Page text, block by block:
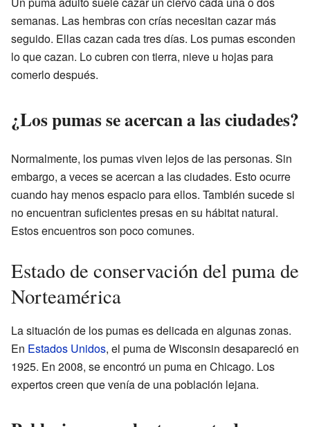
semanas. Las hembras con crías necesitan cazar más
seguido. Ellas cazan cada tres días. Los pumas esconden
lo que cazan. Lo cubren con tierra, nieve u hojas para
comerlo después.
¿Los pumas se acercan a las ciudades?
Normalmente, los pumas viven lejos de las personas. Sin
embargo, a veces se acercan a las ciudades. Esto ocurre
cuando hay menos espacio para ellos. También sucede si
no encuentran suficientes presas en su hábitat natural.
Estos encuentros son poco comunes.
Estado de conservación del puma de
Norteamérica
La situación de los pumas es delicada en algunas zonas.
En Estados Unidos, el puma de Wisconsin desapareció en
1925. En 2008, se encontró un puma en Chicago. Los
expertos creen que venía de una población lejana.